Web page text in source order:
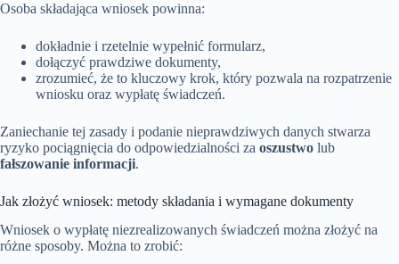
Osoba składająca wniosek powinna:
dokładnie i rzetelnie wypełnić formularz,
dołączyć prawdziwe dokumenty,
zrozumieć, że to kluczowy krok, który pozwala na rozpatrzenie
wniosku oraz wypłatę świadczeń.
Zaniechanie tej zasady i podanie nieprawdziwych danych stwarza
ryzyko pociągnięcia do odpowiedzialności za oszustwo lub
fałszowanie informacji.
Jak złożyć wniosek: metody składania i wymagane dokumenty
Wniosek o wypłatę niezrealizowanych świadczeń można złożyć na
różne sposoby. Można to zrobić: